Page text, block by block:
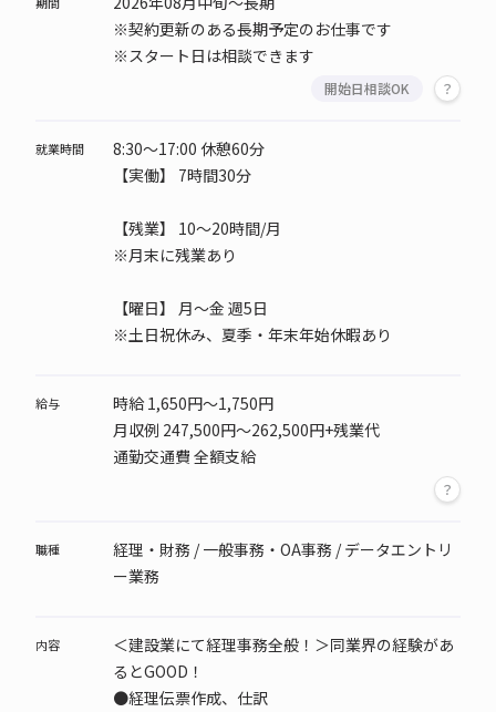
※契約更新のある長期予定のお仕事です
※スタート日は相談できます
開始日相談OK
就業時間
8:30～17:00 休憩60分
【実働】 7時間30分
【残業】 10～20時間/月
※月末に残業あり
【曜日】
月～金 週5日
※土日祝休み、夏季・年末年始休暇あり
給与
時給 1,650円～1,750円
月収例 247,500円～262,500円+残業代
通勤交通費 全額支給
職種
経理・財務 / 一般事務・OA事務 / データエントリ
ー業務
内容
＜建設業にて経理事務全般！＞同業界の経験があ
るとGOOD！
●経理伝票作成、仕訳